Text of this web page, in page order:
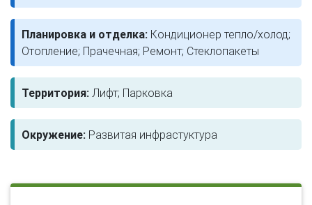
Планировка и отделка: Кондиционер тепло/холод;
Отопление; Прачечная; Ремонт; Стеклопакеты
Территория: Лифт; Парковка
Окружение: Развитая инфрастуктура